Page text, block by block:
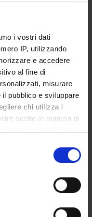
i vostri dati
IP, utilizzando
e accedere
al fine di
misurare
pubblico e sviluppare
chi utilizza i
scelte in materia di
in qualsiasi
o facendo clic
tua posizione